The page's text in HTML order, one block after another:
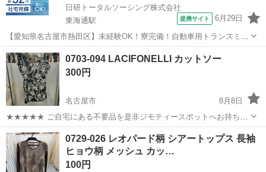
日研トータルソーシング株式会社
東海通駅
提携サイト 6月29日
【愛知県名古屋市熱田区】未経験OK！寮完備！自動車用トランスミッ
ションの組立・加工《お仕事No.7A040》 お仕事について 自動車用ト
ランスミッションの製造に関する組立・加工業務。 ※業務の変更、就
業場所の変更の範囲、...
愛知 名古屋市
0703-094 LACIFONELLI カットソー
300円
名古屋市
8月8日
★★★★★ ご自宅にある不要品を是非ジモティースポットへお持ち込
みしませんか？ 家電、趣味・スポーツ・レジャー用品、こども用品、
衣料服飾品、生活雑貨、家具、本、CD・DVDなどが無料でまとめて持
ち込めます！ ※詳細はこ...
愛知 名古屋市 現地
0729-026 レオパード柄 シアートップス 長袖
ヒョウ柄 メッシュ カッ…
100円